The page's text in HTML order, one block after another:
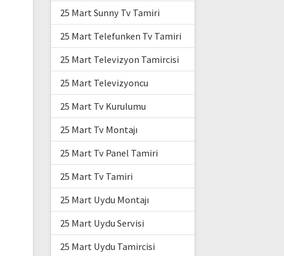
25 Mart Sunny Tv Tamiri
25 Mart Telefunken Tv Tamiri
25 Mart Televizyon Tamircisi
25 Mart Televizyoncu
25 Mart Tv Kurulumu
25 Mart Tv Montajı
25 Mart Tv Panel Tamiri
25 Mart Tv Tamiri
25 Mart Uydu Montajı
25 Mart Uydu Servisi
25 Mart Uydu Tamircisi